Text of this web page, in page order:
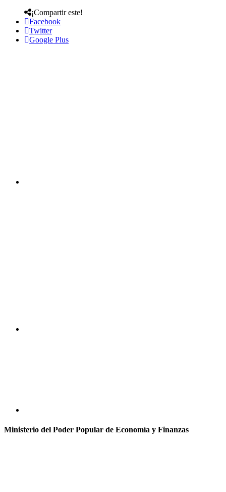
¡Compartir este!
Facebook
Twitter
Google Plus
Ministerio del Poder Popular de Economía y Finanzas